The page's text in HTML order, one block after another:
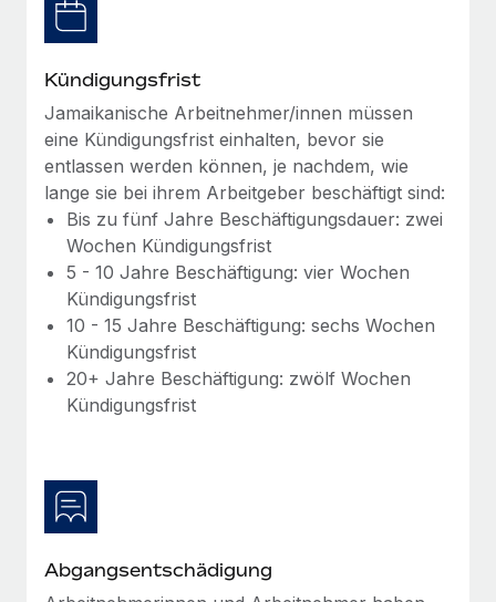
Niederlassungen
Mühelose Relocation von Mitarbeiter:innen
Benefits
Mühelose Verwaltung von Benefits
Management und Payroll
Reverse Tech auf einen Blick Das Gesundheits- und
Wellness-Startup Reverse Tech hat das globale...
Mehr erfahren
Den Blog erkunden
BLOG
Neues zu Remote-Produkten: Integration mit
Gusto und Zero und Contractor Management
Plus
Auch im neuen Jahr wollen wir bei Remote Unternehmen
aller Größen dabei unterstützen, die beste...
Mehr erfahren
Wie Phiture 55 Mitarbeiter:innen in 19 Ländern
mit Remote verwaltet
Mehr erfahren
Kündigungsfrist
Jamaikanische Arbeitnehmer/innen müssen
eine Kündigungsfrist einhalten, bevor sie
entlassen werden können, je nachdem, wie
lange sie bei ihrem Arbeitgeber beschäftigt sind:
Bis zu fünf Jahre Beschäftigungsdauer: zwei
Wochen Kündigungsfrist
5 - 10 Jahre Beschäftigung: vier Wochen
Kündigungsfrist
10 - 15 Jahre Beschäftigung: sechs Wochen
Kündigungsfrist
20+ Jahre Beschäftigung: zwölf Wochen
Kündigungsfrist
Abgangsentschädigung